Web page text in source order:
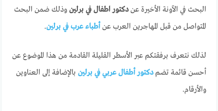
البحث في الآونة الأخيرة عندكتور اطفال في برلين وذلك ضمن البحث
المتواصل من قبل المهاجرين العرب عنأطباء عرب في برلين.
لذلك نتعرف برفقتكم عبر الأسطر القليلة القادمة من هذا الموضوع عن
أحسن قائمة تضمدكتور أطفال عربي في برلين بالإضافة إلى العناوين
والأرقام.